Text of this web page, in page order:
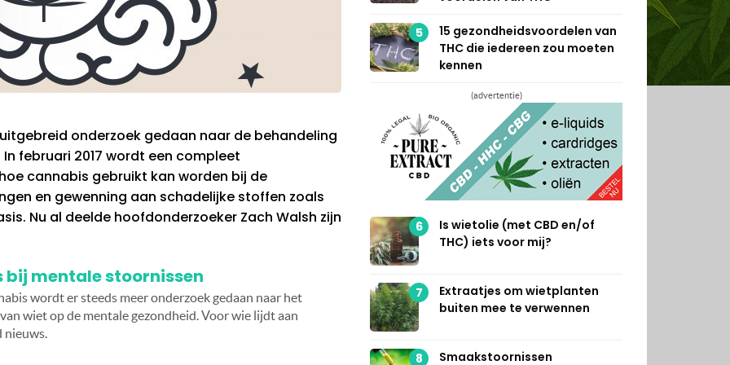
onderzoek gedaan naar de behandeling
februari 2017 wordt een compleet
cannabis gebruikt kan worden bij de
en gewenning aan schadelijke stoffen zoals
Nu al deelde hoofdonderzoeker Zach Walsh zijn
bij mentale stoornissen
wordt er steeds meer onderzoek gedaan naar het
wiet op de mentale gezondheid. Voor wie lijdt aan
nieuws.
5
15 gezondheidsvoordelen van
THC die iedereen zou moeten
kennen
(advertentie)
6
Is wietolie (met CBD en/of
THC) iets voor mij?
7
Extraatjes om wietplanten
buiten mee te verwennen
8 Smaakstoornissen